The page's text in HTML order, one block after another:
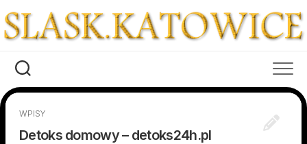
to
content
WPISY
Detoks domowy – detoks24h.pl